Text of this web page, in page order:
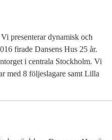
presenterar dynamisk och
firade Dansens Hus 25 år.
i centrala Stockholm. Vi
med 8 följeslagare samt Lilla